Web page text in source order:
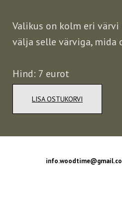
Valikus on kolm eri värvi
välja selle värviga, mida
Hind: 7 eurot
LISA OSTUKORVI